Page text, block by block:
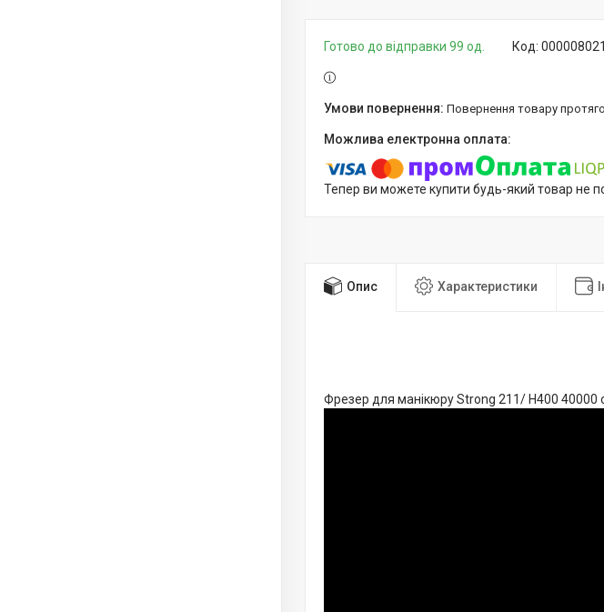
Готово до відправки 99 од. Код:
повернення товару
Тепер ви можете купити будь-який товар не
Опис Характеристики
Фрезер для манікюру Strong 211/ H400